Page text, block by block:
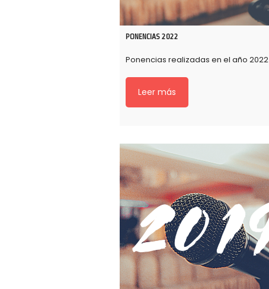
PONENCIAS 2022
Ponencias realizadas en el año 2022
Leer más